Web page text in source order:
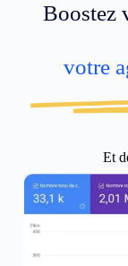
Boostez
votre
Et